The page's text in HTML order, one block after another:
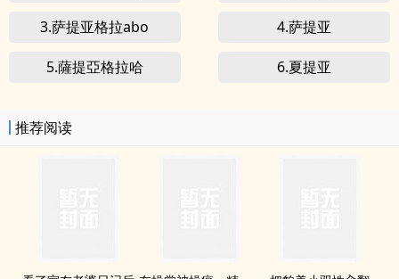
反攻 作者萨提亚格拉哈写
3.萨提亚格拉abo 4.萨提亚
5.薩提亞格拉哈 6.夏提亚
推荐阅读